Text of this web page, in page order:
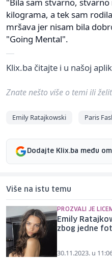
kilograma, a tek sam
mršava jer nisam bila
"Going Mental".
Klix.ba čitajte i u našoj
Znate nešto više o temi ili
Emily Ratajkowski Paris
Dodajte Klix.ba među
Više na istu temu
PROZVALI JE
Emily
zbog jedne
30.11.2023. u